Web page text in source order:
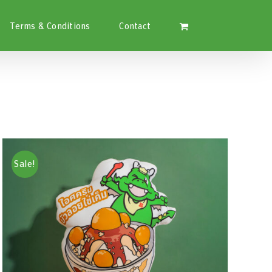
Terms & Conditions Contact
Sale!